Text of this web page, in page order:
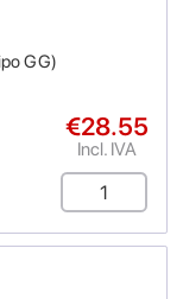
GG)
€28.55
Incl. IVA